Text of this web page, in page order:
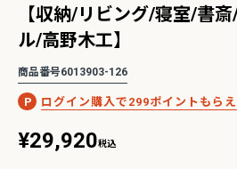
セラー】バルバーニ・ワークス
【国産・
【収納/リビング/寝室/書
ル/高野木工】
商品番号6013903-126
299
¥29,920税込